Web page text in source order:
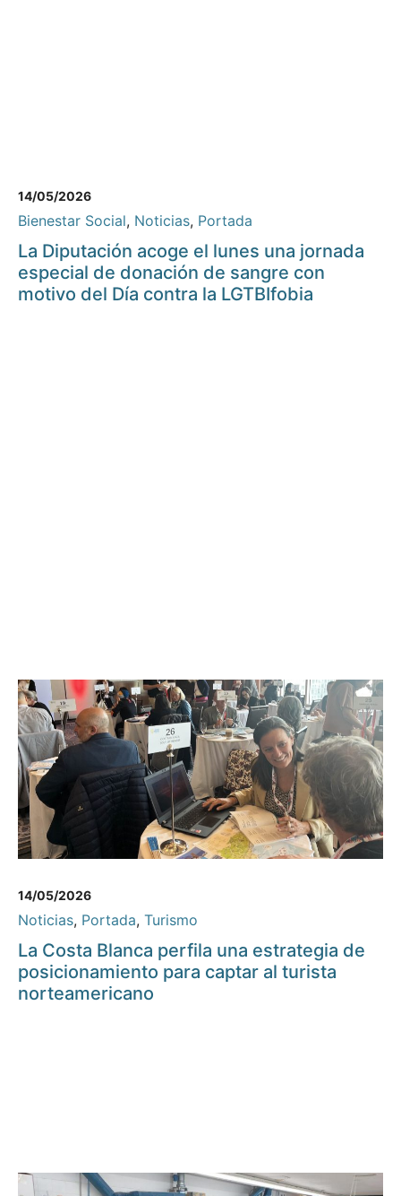
14/05/2026
Bienestar Social, Noticias, Portada
La Diputación acoge el lunes una jornada
especial de donación de sangre con
motivo del Día contra la LGTBIfobia
14/05/2026
Noticias, Portada, Turismo
La Costa Blanca perfila una estrategia de
posicionamiento para captar al turista
norteamericano